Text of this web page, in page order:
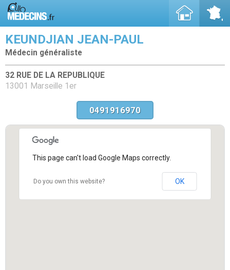
KEUNDJIAN JEAN-PAUL
Médecin généraliste
32 RUE DE LA REPUBLIQUE
13001 Marseille 1er
0491916970
This page can't load Google Maps correctly.
Do you own this website? OK